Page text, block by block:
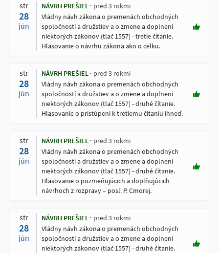
str
28
jún
NÁVRH PREŠIEL
pred 3 rokmi
Vládny návh zákona o premenách obchodných
spoločností a družstiev a o zmene a doplnení
niektorých zákonov (tlač 1557) - tretie čítanie.
Hlasovanie o návrhu zákona ako o celku.
str
28
jún
NÁVRH PREŠIEL
pred 3 rokmi
Vládny návh zákona o premenách obchodných
spoločností a družstiev a o zmene a doplnení
niektorých zákonov (tlač 1557) - druhé čítanie.
Hlasovanie o pristúpení k tretiemu čítaniu ihneď.
str
28
jún
NÁVRH PREŠIEL
pred 3 rokmi
Vládny návh zákona o premenách obchodných
spoločností a družstiev a o zmene a doplnení
niektorých zákonov (tlač 1557) - druhé čítanie.
Hlasovanie o pozmeňujúcich a doplňujúcich
návrhoch z rozpravy – posl. P. Cmorej.
str
28
jún
NÁVRH PREŠIEL
pred 3 rokmi
Vládny návh zákona o premenách obchodných
spoločností a družstiev a o zmene a doplnení
niektorých zákonov (tlač 1557) - druhé čítanie.